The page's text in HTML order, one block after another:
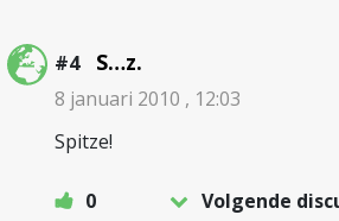
#4 S…z.
8 januari 2010 , 12:03
Spitze!
0 Volgende